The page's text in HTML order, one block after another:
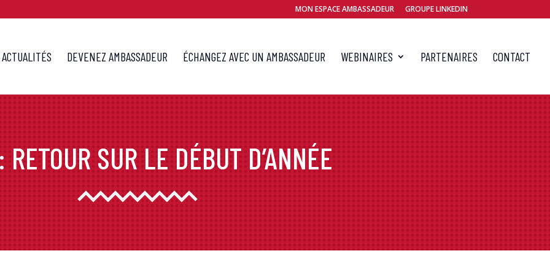
MON ESPACE AMBASSADEUR GROUPE LINKEDIN
ACTUALITÉS DEVENEZ AMBASSADEUR ÉCHANGEZ AVEC UN AMBASSADEUR WEBINAIRES PARTENAIRES CONTACT
SUR LE DÉBUT D’ANNÉE